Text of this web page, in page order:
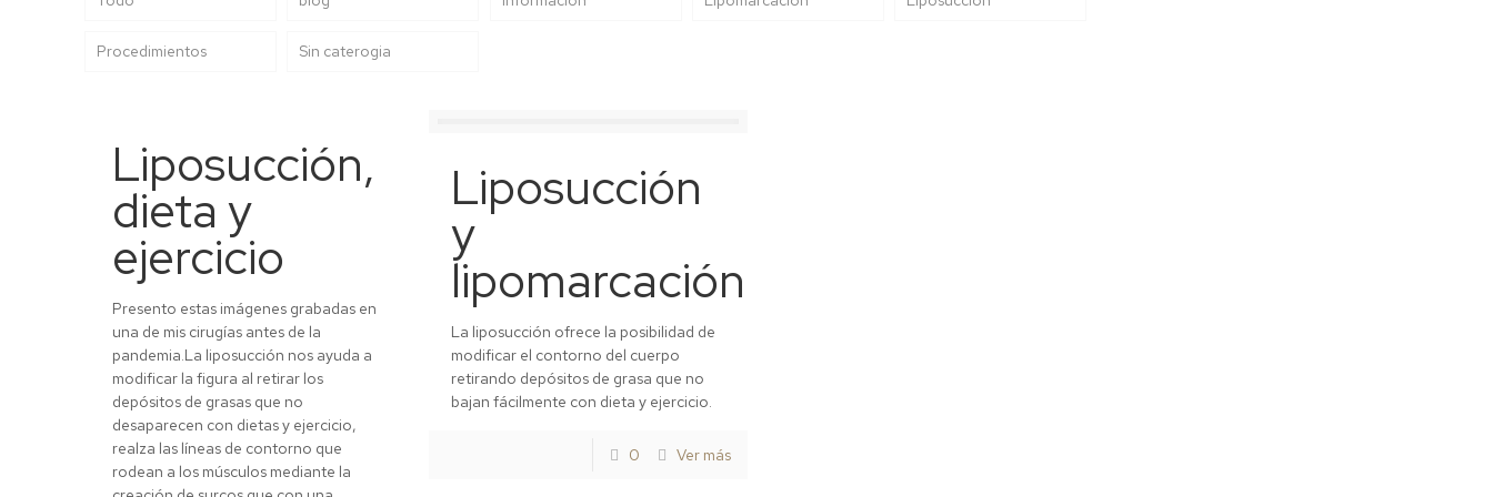
Procedimientos Sin caterogia
Liposucción,
dieta y
ejercicio
Presento estas imágenes grabadas en
una de mis cirugías antes de la
pandemia.La liposucción nos ayuda a
modificar la figura al retirar los
depósitos de grasas que no
desaparecen con dietas y ejercicio,
realza las líneas de contorno que
rodean a los músculos mediante la
Liposucción
y
lipomarcación
La liposucción ofrece la posibilidad de
modificar el contorno del cuerpo
retirando depósitos de grasa que no
bajan fácilmente con dieta y ejercicio.
0 Ver más